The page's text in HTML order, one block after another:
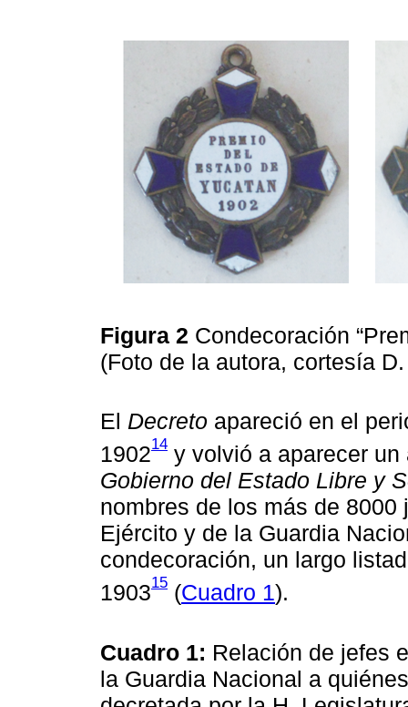
Figura 2 Condecoración
(Foto de la autora, cortesía
El Decreto apareció en el
190214 y volvió a aparecer
Gobierno del Estado Libre y
nombres de los más de
Ejército y de la Guardia
condecoración, un largo
190315 (Cuadro 1).
Cuadro 1: Relación de jefes
la Guardia Nacional a